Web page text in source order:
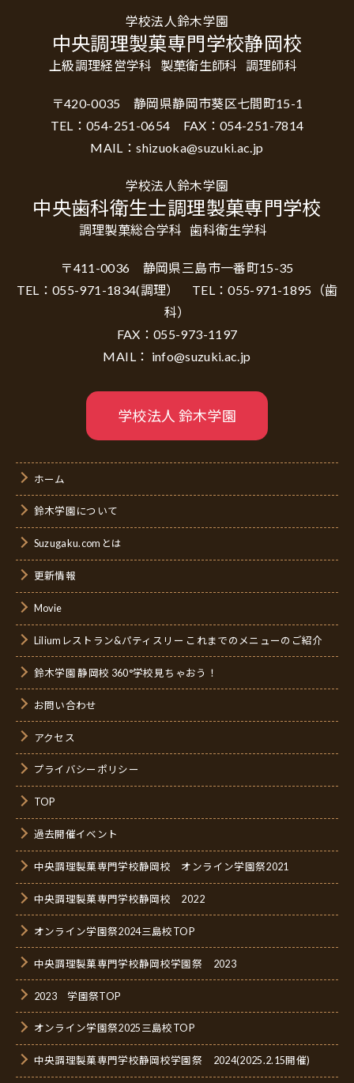
学校法人鈴木学園
中央調理製菓専門学校静岡校
上級調理経営学科 製菓衛生師科 調理師科
〒420-0035 静岡県静岡市葵区七間町15-1
TEL：054-251-0654 FAX：054-251-7814
MAIL：shizuoka@suzuki.ac.jp
学校法人鈴木学園
中央歯科衛生士調理製菓専門学校
調理製菓総合学科 歯科衛生学科
〒411-0036 静岡県三島市一番町15-35
TEL：055-971-1834(調理） TEL：055-971-1895（歯
科）
FAX：055-973-1197
MAIL： info@suzuki.ac.jp
学校法人 鈴木学園
ホーム
鈴木学園について
Suzugaku.comとは
更新情報
Movie
Liliumレストラン&パティスリー これまでのメニューのご紹介
鈴木学園 静岡校 360°学校見ちゃおう！
お問い合わせ
アクセス
プライバシーポリシー
TOP
過去開催イベント
中央調理製菓専門学校静岡校 オンライン学園祭2021
中央調理製菓専門学校静岡校 2022
オンライン学園祭2024三島校TOP
中央調理製菓専門学校静岡校学園祭 2023
2023 学園祭TOP
オンライン学園祭2025三島校TOP
中央調理製菓専門学校静岡校学園祭 2024(2025.2.15開催)